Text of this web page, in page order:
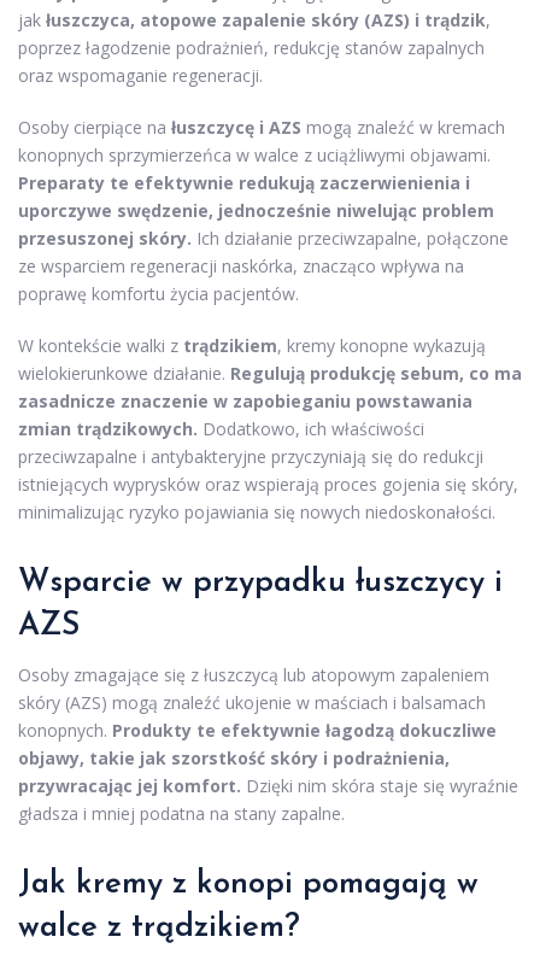
jak łuszczyca, atopowe zapalenie skóry (AZS) i trądzik,
poprzez łagodzenie podrażnień, redukcję stanów zapalnych
oraz wspomaganie regeneracji.
Osoby cierpiące na łuszczycę i AZS mogą znaleźć w kremach
konopnych sprzymierzeńca w walce z uciążliwymi objawami.
Preparaty te efektywnie redukują zaczerwienienia i
uporczywe swędzenie, jednocześnie niwelując problem
przesuszonej skóry. Ich działanie przeciwzapalne, połączone
ze wsparciem regeneracji naskórka, znacząco wpływa na
poprawę komfortu życia pacjentów.
W kontekście walki z trądzikiem, kremy konopne wykazują
wielokierunkowe działanie. Regulują produkcję sebum, co ma
zasadnicze znaczenie w zapobieganiu powstawania
zmian trądzikowych. Dodatkowo, ich właściwości
przeciwzapalne i antybakteryjne przyczyniają się do redukcji
istniejących wyprysków oraz wspierają proces gojenia się skóry,
minimalizując ryzyko pojawiania się nowych niedoskonałości.
Wsparcie w przypadku łuszczycy i
AZS
Osoby zmagające się z łuszczycą lub atopowym zapaleniem
skóry (AZS) mogą znaleźć ukojenie w maściach i balsamach
konopnych. Produkty te efektywnie łagodzą dokuczliwe
objawy, takie jak szorstkość skóry i podrażnienia,
przywracając jej komfort. Dzięki nim skóra staje się wyraźnie
gładsza i mniej podatna na stany zapalne.
Jak kremy z konopi pomagają w
walce z trądzikiem?